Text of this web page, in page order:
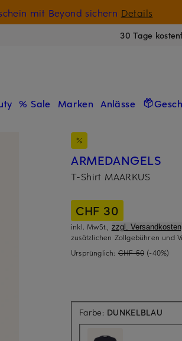
mit Beyond sichern Details
30 Tage
% Sale Marken Anlässe
ARMEDANGELS
T-Shirt MAARKUS
CHF 30
inkl. MwSt., zzgl.
zusätzlichen Zollgebühren und
Ursprünglich: CHF 50 (-40%)
Farbe: DUNKELBLAU